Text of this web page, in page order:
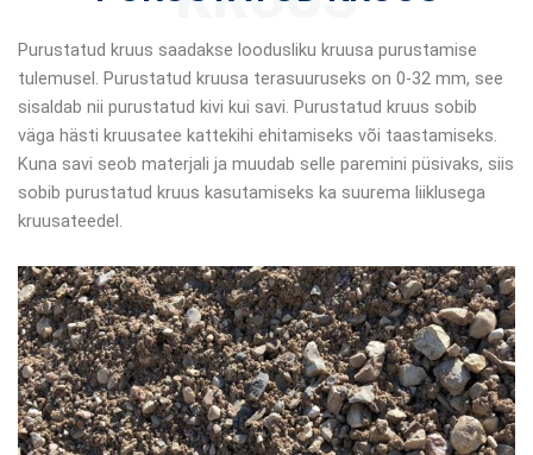
Purustatud kruus saadakse loodusliku kruusa purustamise
tulemusel. Purustatud kruusa terasuuruseks on 0-32 mm, see
sisaldab nii purustatud kivi kui savi. Purustatud kruus sobib
väga hästi kruusatee kattekihi ehitamiseks või taastamiseks.
Kuna savi seob materjali ja muudab selle paremini püsivaks, siis
sobib purustatud kruus kasutamiseks ka suurema liiklusega
kruusateedel.